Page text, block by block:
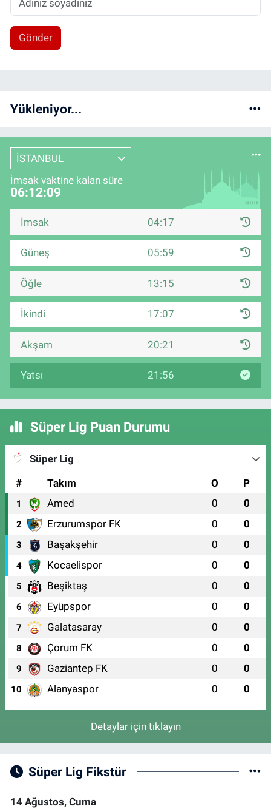
Gönder
Yükleniyor...
İSTANBUL
İmsak vaktine kalan süre
06:12:09
İmsak 04:17
Güneş 05:59
Öğle 13:15
İkindi 17:07
Akşam 20:21
Yatsı 21:56
Süper Lig Puan Durumu
Süper Lig
#
Takım O P
1 Amed 0 0
2 Erzurumspor FK 0 0
3 Başakşehir 0 0
4 Kocaelispor 0 0
5 Beşiktaş 0 0
6 Eyüpspor 0 0
7 Galatasaray 0 0
8 Çorum FK 0 0
9 Gaziantep FK 0 0
10 Alanyaspor 0 0
Detaylar için tıklayın
Süper Lig Fikstür
14 Ağustos, Cuma